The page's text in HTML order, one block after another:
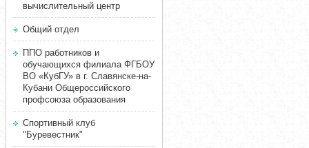
вычислительный центр
Общий отдел
ППО работников и
обучающихся филиала ФГБОУ
ВО «КубГУ» в г. Славянске-на-
Кубани Общероссийского
профсоюза образования
Спортивный клуб
"Буревестник"